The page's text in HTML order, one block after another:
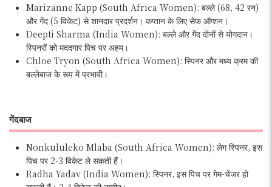
Marizanne Kapp (South Africa Women): बल्ले (68, 42 रन)
और गेंद (5 विकेट) से शानदार प्रदर्शन। कप्तान के लिए सेफ ऑप्शन।
Deepti Sharma (India Women): बल्ले और गेंद दोनों से योगदान।
स्पिनरों को मददगार पिच पर अहम।
Chloe Tryon (South Africa Women): स्पिनर और मध्य क्रम की
बल्लेबाज के रूप में प्रभावी।
गेंदबाज
Nonkululeko Mlaba (South Africa Women): लेग स्पिनर, इस
पिच पर 2-3 विकेट ले सकती हैं।
Radha Yadav (India Women): स्पिनर, इस पिच पर गेम-चेंजर हो